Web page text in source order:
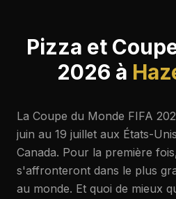
Pizza et
2026 à
La Coupe du Monde FIFA
juin au 19 juillet aux États-
Canada. Pour la première
s'affronteront dans le plus
au monde. Et quoi de mieux